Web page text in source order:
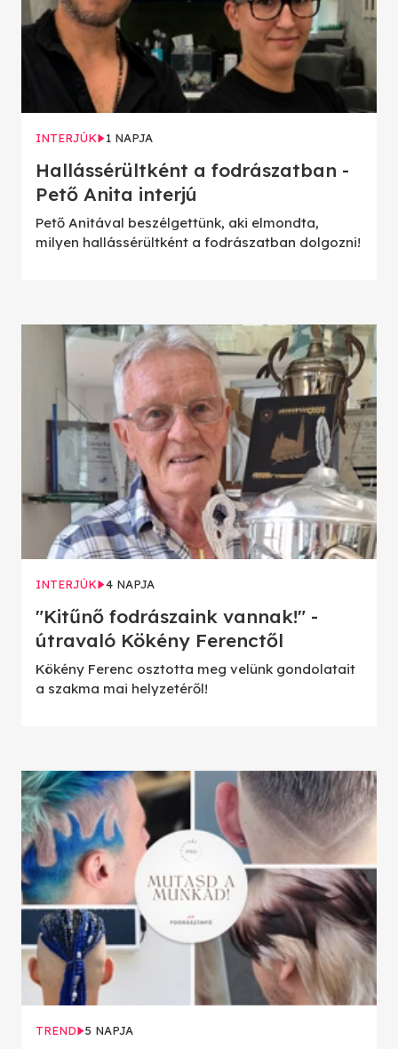
INTERJÚK 1 NAPJA
Hallássérültként a fodrászatban -
Pető Anita interjú
Pető Anitával beszélgettünk, aki elmondta,
milyen hallássérültként a fodrászatban dolgozni!
INTERJÚK 4 NAPJA
"Kitűnő fodrászaink vannak!" -
útravaló Kökény Ferenctől
Kökény Ferenc osztotta meg velünk gondolatait
a szakma mai helyzetéről!
TREND 5 NAPJA